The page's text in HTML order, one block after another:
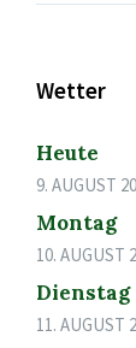
Wetter
Heute
9. AUGUST
Montag
10. AUGUST
Dienstag
11. AUGUST